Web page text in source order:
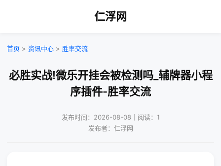
仁浮网
首页 > 资讯中心 > 胜率交流
必胜实战!微乐开挂会被检测吗_辅牌器小程
序插件-胜率交流
发布时间：2026-08-08｜阅读：1
发布者：仁浮网